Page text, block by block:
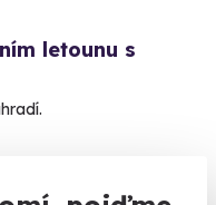
letounu s